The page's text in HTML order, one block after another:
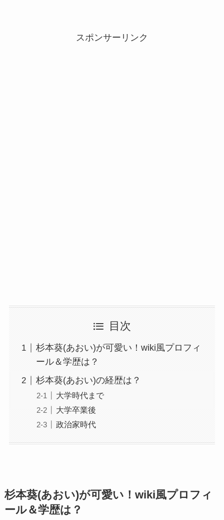
スポンサーリンク
目次
杉本葵(あおい)が可愛い！wiki風プロフィ
ール＆学歴は？
杉本葵(あおい)の経歴は？
大学時代まで
大学卒業後
政治家時代
杉本葵(あおい)が可愛い！wiki風プロフィ
ール＆学歴は？